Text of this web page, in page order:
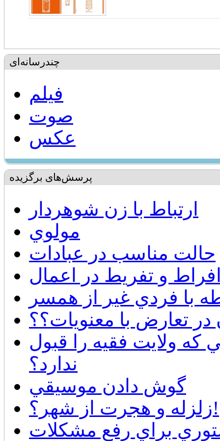
چندرسانه‌ای
فیلم
صوت
عکس
پرسش‌های برگزیده
ارتباط با زن شوهردار
مولوي
حالت مناسب در عبادات
و تفريط در اعمال
با فردي غير از همسر
تعارض با معنويات؟؟
كه ولايت فقيه را قبول
ندارد؟
گوش دادن موسيقي
زلزله و هجرت از شهر؟!
براي رفع مشكلات